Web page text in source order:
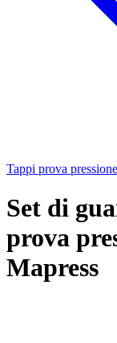
Tappi prova pressione
Set di
prova
Mapress